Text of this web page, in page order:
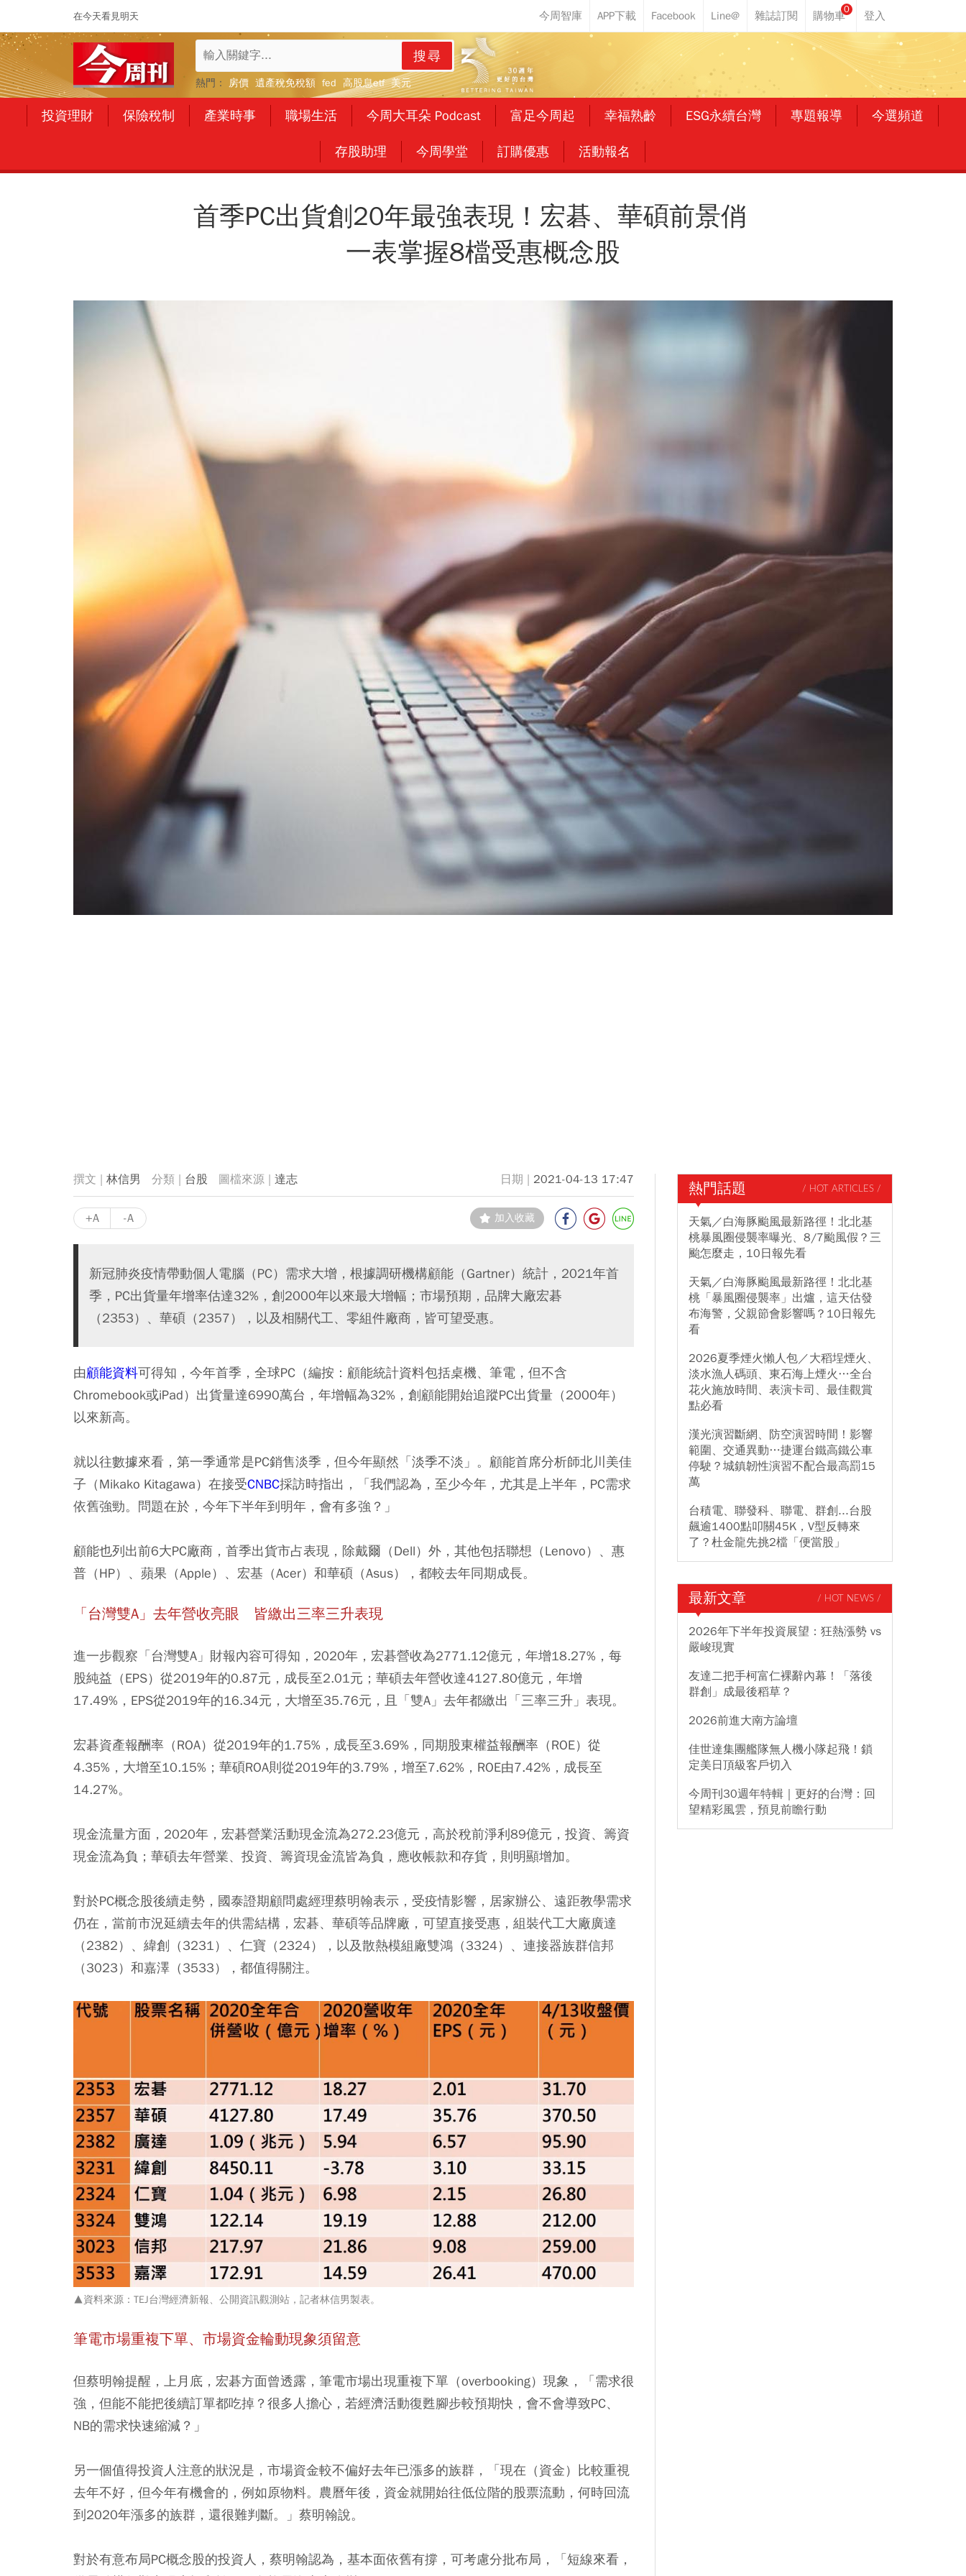
在今天看見明天
0
搜尋
熱門： 房價 遺產稅免稅額 fed 高股息etf 美元
投資理財 保險稅制 產業時事 職場生活 今周大耳朵 Podcast 富足今周起 幸福熟齡 ESG永續台灣 專題報導 今選頻道
存股助理 今周學堂 訂購優惠 活動報名
首季PC出貨創20年最強表現！宏碁、華碩前景俏
一表掌握8檔受惠概念股
林信男 台股 達志 2021-04-13 17:47
+A -A 加入收藏
新冠肺炎疫情帶動個人電腦（PC）需求大增，根據調研機構顧能（Gartner）統計，2021年首
季，PC出貨量年增率估達32%，創2000年以來最大增幅；市場預期，品牌大廠宏碁
（2353）、華碩（2357），以及相關代工、零組件廠商，皆可望受惠。
由顧能資料可得知，今年首季，全球PC（編按：顧能統計資料包括桌機、筆電，但不含
Chromebook或iPad）出貨量達6990萬台，年增幅為32%，創顧能開始追蹤PC出貨量（2000年）
以來新高。
就以往數據來看，第一季通常是PC銷售淡季，但今年顯然「淡季不淡」。顧能首席分析師北川美佳
子（Mikako Kitagawa）在接受CNBC採訪時指出，「我們認為，至少今年，尤其是上半年，PC需求
依舊強勁。問題在於，今年下半年到明年，會有多強？」
顧能也列出前6大PC廠商，首季出貨市占表現，除戴爾（Dell）外，其他包括聯想（Lenovo）、惠
普（HP）、蘋果（Apple）、宏基（Acer）和華碩（Asus），都較去年同期成長。
「台灣雙A 」去年營收亮眼 皆繳出三率三升表現
進一步觀察「台灣雙A」財報內容可得知，2020年，宏碁營收為2771.12億元，年增18.27%，每
股純益（EPS）從2019年的0.87元，成長至2.01元；華碩去年營收達4127.80億元，年增
17.49%，EPS從2019年的16.34元，大增至35.76元，且「雙A」去年都繳出「三率三升」表現。
宏碁資產報酬率（ROA）從2019年的1.75%，成長至3.69%，同期股東權益報酬率（ROE）從
4.35%，大增至10.15%；華碩ROA則從2019年的3.79%，增至7.62%，ROE由7.42%，成長至
14.27%。
現金流量方面，2020年，宏碁營業活動現金流為272.23億元，高於稅前淨利89億元，投資、籌資
現金流為負；華碩去年營業、投資、籌資現金流皆為負，應收帳款和存貨，則明顯增加。
對於PC概念股後續走勢，國泰證期顧問處經理蔡明翰表示，受疫情影響，居家辦公、遠距教學需求
仍在，當前市況延續去年的供需結構，宏碁、華碩等品牌廠，可望直接受惠，組裝代工大廠廣達
（2382）、緯創（3231）、仁寶（2324），以及散熱模組廠雙鴻（3324）、連接器族群信邦
（3023）和嘉澤（3533），都值得關注。
▲資料來源：TEJ台灣經濟新報、公開資訊觀測站，記者林信男製表。
筆電市場重複下單、市場資金輪動現象須留意
但蔡明翰提醒，上月底，宏碁方面曾透露，筆電市場出現重複下單（overbooking）現象，「需求很
強，但能不能把後續訂單都吃掉？很多人擔心，若經濟活動復甦腳步較預期快，會不會導致PC、
NB的需求快速縮減？」
另一個值得投資人注意的狀況是，市場資金較不偏好去年已漲多的族群，「現在（資金）比較重視
去年不好，但今年有機會的，例如原物料。農曆年後，資金就開始往低位階的股票流動，何時回流
到2020年漲多的族群，還很難判斷。」蔡明翰說。
對於有意布局PC概念股的投資人，蔡明翰認為，基本面依舊有撐，可考慮分批布局，「短線來看，
熱門話題 / HOT ARTICLES /
天氣／白海豚颱風最新路徑！北北基
桃暴風圈侵襲率曝光、8/7颱風假？三
颱怎麼走，10日報先看
天氣／白海豚颱風最新路徑！北北基
桃「暴風圈侵襲率」出爐，這天估發
布海警，父親節會影響嗎？10日報先
看
2026夏季煙火懶人包／大稻埕煙火、
淡水漁人碼頭、東石海上煙火…全台
花火施放時間、表演卡司、最佳觀賞
點必看
漢光演習斷網、防空演習時間！影響
範圍、交通異動…捷運台鐵高鐵公車
停駛？城鎮韌性演習不配合最高罰15
萬
台積電、聯發科、聯電、群創...台股
飆逾1400點叩關45K，V型反轉來
了？杜金龍先挑2檔「便當股」
最新文章 / HOT NEWS /
2026年下半年投資展望：狂熱漲勢 vs
嚴峻現實
友達二把手柯富仁裸辭內幕！「落後
群創」成最後稻草？
2026前進大南方論壇
佳世達集團艦隊無人機小隊起飛！鎖
定美日頂級客戶切入
今周刊30週年特輯｜更好的台灣：回
望精彩風雲，預見前瞻行動